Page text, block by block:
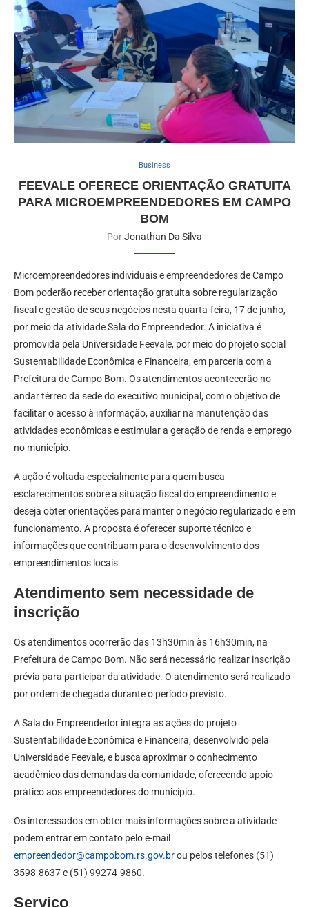
Business
FEEVALE OFERECE ORIENTAÇÃO GRATUITA
PARA MICROEMPREENDEDORES EM CAMPO
BOM
PorJonathan Da Silva
Microempreendedores individuais e empreendedores de Campo
Bom poderão receber orientação gratuita sobre regularização
fiscal e gestão de seus negócios nesta quarta-feira, 17 de junho,
por meio da atividade Sala do Empreendedor. A iniciativa é
promovida pela Universidade Feevale, por meio do projeto social
Sustentabilidade Econômica e Financeira, em parceria com a
Prefeitura de Campo Bom. Os atendimentos acontecerão no
andar térreo da sede do executivo municipal, com o objetivo de
facilitar o acesso à informação, auxiliar na manutenção das
atividades econômicas e estimular a geração de renda e emprego
no município.
A ação é voltada especialmente para quem busca
esclarecimentos sobre a situação fiscal do empreendimento e
deseja obter orientações para manter o negócio regularizado e em
funcionamento. A proposta é oferecer suporte técnico e
informações que contribuam para o desenvolvimento dos
empreendimentos locais.
Atendimento sem necessidade de
inscrição
Os atendimentos ocorrerão das 13h30min às 16h30min, na
Prefeitura de Campo Bom. Não será necessário realizar inscrição
prévia para participar da atividade. O atendimento será realizado
por ordem de chegada durante o período previsto.
A Sala do Empreendedor integra as ações do projeto
Sustentabilidade Econômica e Financeira, desenvolvido pela
Universidade Feevale, e busca aproximar o conhecimento
acadêmico das demandas da comunidade, oferecendo apoio
prático aos empreendedores do município.
Os interessados em obter mais informações sobre a atividade
podem entrar em contato pelo e-mail
empreendedor@campobom.rs.gov.brou pelos telefones (51)
3598-8637 e (51) 99274-9860.
Serviço